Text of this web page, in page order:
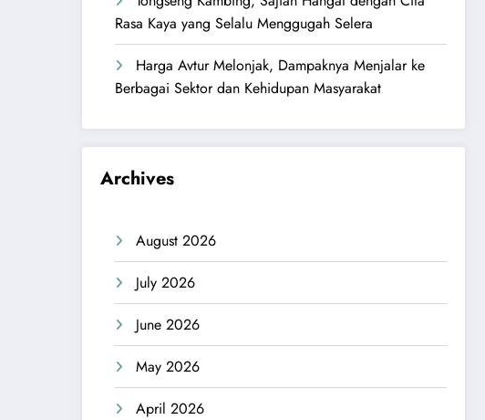
Rasa Kaya yang Selalu Menggugah Selera
Harga Avtur Melonjak, Dampaknya Menjalar ke
Berbagai Sektor dan Kehidupan Masyarakat
Archives
August 2026
July 2026
June 2026
May 2026
April 2026